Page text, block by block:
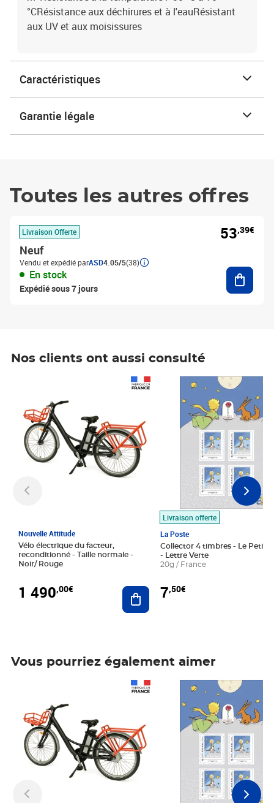
°CRésistance aux déchirures et à l'eauRésistant
aux UV et aux moisissures
Caractéristiques
Garantie légale
Toutes les autres offres
Livraison Offerte
Neuf
Vendu et expédié parASD4.05/5(38)
En stock
Expédié sous 7 jours
53,39€
Nos clients ont aussi consulté
Nouvelle Attitude
Vélo électrique du facteur,
reconditionné - Taille normale -
Noir/ Rouge
1 490,00€ Ajouter au panier
Livraison offerte
La Poste
Collector 4 timbres - Le Petit
- Lettre Verte
20g / France
7,50€
Prix 7,50€
Vous pourriez également aimer
Prix 7,50€